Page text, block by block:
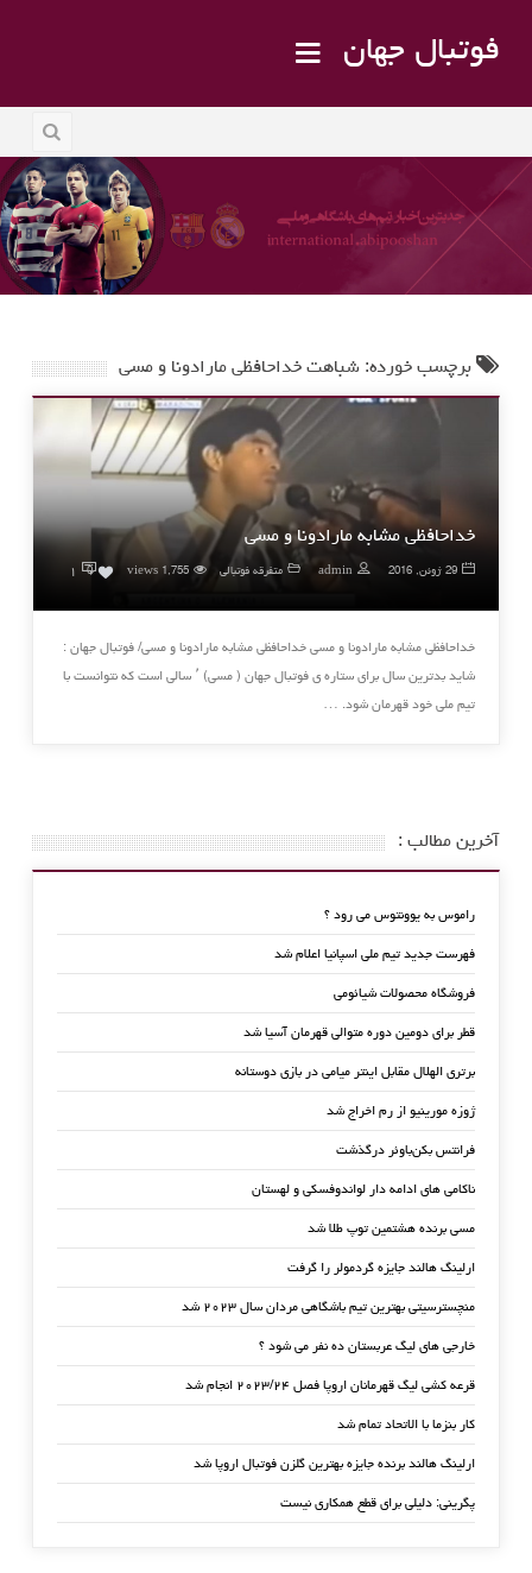
فوتبال جهان
برچسب خورده: شباهت خداحافظی مارادونا و مسی
خداحافظی مشابه مارادونا و مسی
29 ژوئن, 2016 admin متفرقه فوتبالی 1,755 views
0 ۱
خداحافظی مشابه مارادونا و مسی خداحافظی مشابه مارادونا و مسی/ فوتبال جهان :
شاید بدترین سال برای ستاره ی فوتبال جهان ( مسی) ٬ سالی است که نتوانست با
تیم ملی خود قهرمان شود. …
آخرین مطالب :
راموس به یوونتوس می رود ؟
فهرست جدید تیم ملی اسپانیا اعلام شد
فروشگاه محصولات شیائومی
قطر برای دومین دوره متوالی قهرمان آسیا شد
برتری الهلال مقابل اینتر میامی در بازی دوستانه
ژوزه مورینیو از رم اخراج شد
فرانتس بکن‌باوئر درگذشت
ناکامی های ادامه دار لواندوفسکی و لهستان
مسی برنده هشتمین توپ طلا شد
ارلینگ هالند جایزه گردمولر را گرفت
منچسترسیتی بهترین تیم باشگاهی مردان سال ۲۰۲۳ شد
خارجی های لیگ عربستان ده نفر می شود ؟
قرعه کشی لیگ قهرمانان اروپا فصل ۲۰۲۳/۲۴ انجام شد
کار بنزما با الاتحاد تمام شد
ارلینگ هالند برنده جایزه بهترین گلزن فوتبال اروپا شد
پگرینی: دلیلی برای قطع همکاری نیست